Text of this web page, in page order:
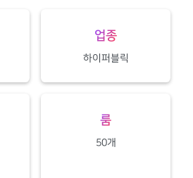
업종
하이퍼블릭
룸
50개